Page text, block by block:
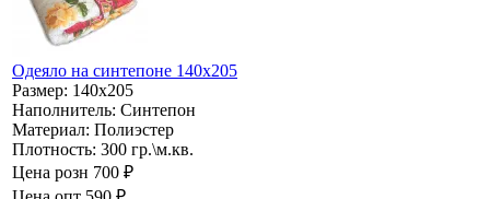
Одеяло на синтепоне 140х205
Размер: 140х205
Наполнитель: Синтепон
Материал: Полиэстер
Плотность: 300 гр.\м.кв.
Цена розн 700 ₽